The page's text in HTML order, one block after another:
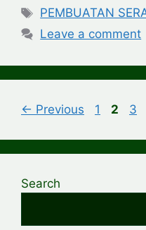
Tags
PEMBUATAN
Leave a comment
← Previous Page
1 Page
2 3
Search